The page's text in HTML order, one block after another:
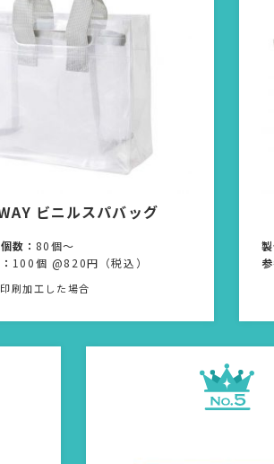
ビニルスパバッグ
数： 80個〜
100個 @820円（税込）
刷加工した場合